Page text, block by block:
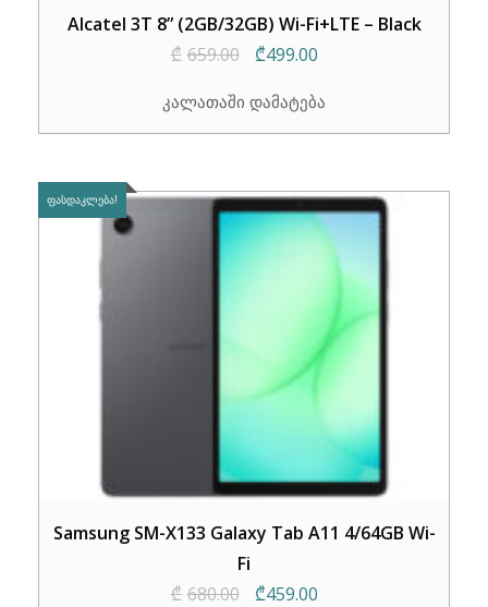
Alcatel 3T 8” (2GB/32GB) Wi-Fi+LTE – Black
₾ 659.00
Original
was:
₾499.00Current
is:
კალათაში დამატება
ᲤᲐᲡᲓᲐᲙᲚᲔᲑᲐ!
Samsung SM-X133 Galaxy Tab A11 4/64GB Wi-
Fi
₾ 680.00
Original
₾459.00Current